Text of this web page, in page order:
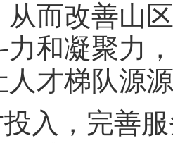
而改善山
和凝聚力
人才梯队源
入，完善